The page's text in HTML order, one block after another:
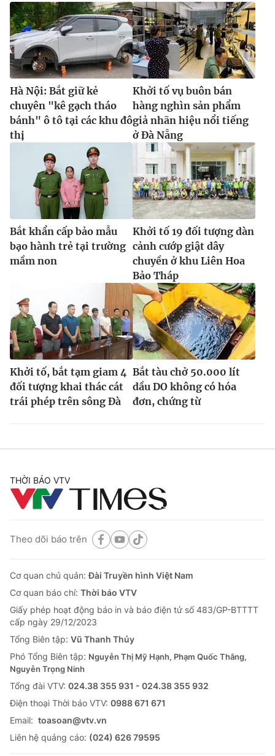
® Cấm sao chép dưới mọi hình thức nếu không có sự chấp
thuận bằng văn bản. Ghi rõ nguồn VTV.vn khi phát hành lại
thông tin từ website này.
Hà Nội: Bắt giữ kẻ
chuyên "kê gạch tháo
bánh" ô tô tại các khu đô
thị
Khởi tố vụ buôn bán
hàng nghìn sản phẩm
giả nhãn hiệu nổi tiếng
ở Đà Nẵng
Bắt khẩn cấp bảo mẫu
bạo hành trẻ tại trường
mầm non
Khởi tố 19 đối tượng dàn
cảnh cướp giật dây
chuyền ở khu Liên Hoa
Bảo Tháp
Khởi tố, bắt tạm giam 4
đối tượng khai thác cát
trái phép trên sông Đà
Bắt tàu chở 50.000 lít
dầu DO không có hóa
đơn, chứng từ
THỜI BÁO VTV
Theo dõi báo trên
Cơ quan chủ quản:Đài Truyền hình Việt Nam
Cơ quan báo chí: Thời báo VTV
Giấy phép hoạt động báo in và báo điện tử số 483/GP-BTTTT
cấp ngày 29/12/2023
Tổng Biên tập: Vũ Thanh Thủy
Phó Tổng Biên tập: Nguyễn Thị Mỹ Hạnh, Phạm Quốc Thắng,
Nguyễn Trọng Ninh
Tổng đài VTV: 024.38 355 931 - 024.38 355 932
Ðiện thoại Thời báo VTV: 0988 671 671
Email: toasoan@vtv.vn
Liên hệ quảng cáo: (024) 626 79595